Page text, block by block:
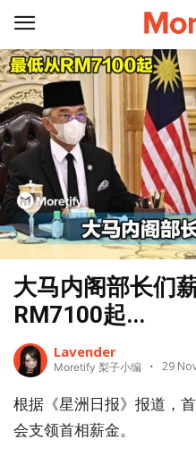
大马内阁部长们
RM7100起...
Lavender
Moretify 梨子小编 29
根据《星洲日报》报道，
会支领首相薪金。